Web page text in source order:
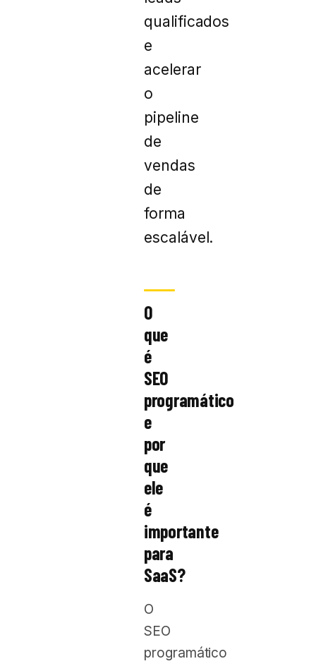
qualificados
e
acelerar
o
pipeline
de
vendas
de
forma
escalável.
O
que
é
SEO
programático
e
por
que
ele
é
importante
para
SaaS?
O
SEO
programático